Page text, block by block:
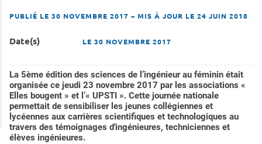
PUBLIÉ LE 30 NOVEMBRE 2017 – MIS À JOUR LE 24 JUIN 2018
Date(s) LE 30 NOVEMBRE 2017
La 5ème édition des sciences de l’ingénieur au féminin était
organisée ce jeudi 23 novembre 2017 par les associations «
Elles bougent » et l’« UPSTI ». Cette journée nationale
permettait de sensibiliser les jeunes collégiennes et
lycéennes aux carrières scientifiques et technologiques au
travers des témoignages d'ingénieures, techniciennes et
élèves ingénieures.